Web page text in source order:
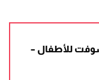
للأطفال –